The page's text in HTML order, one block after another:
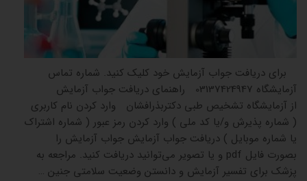
برای دریافت جواب آزمایش خود کلیک کنید. شماره تماس
آزمایشگاه 03137424947 راهنمای دریافت جواب آزمایش
از آزمایشگاه تشخیص طبی دکتربذرافشان وارد کردن نام کاربری
( شماره پذیرش و/یا کد ملی ) وارد کردن رمز عبور ( شماره اشتراک
یا شماره موبایل ) دریافت جواب آزمایش جواب آزمایش را
بصورت فایل pdf و یا تصویر می‌توانید دریافت کنید. مراجعه به
پزشک برای تفسیر آزمایش و دانستن وضعیت سلامتی جنین …